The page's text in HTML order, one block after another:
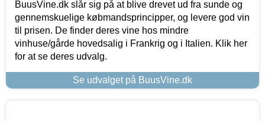
BuusVine.dk slår sig på at blive drevet ud fra sunde og
gennemskuelige købmandsprincipper, og levere god vin
til prisen. De finder deres vine hos mindre
vinhuse/gårde hovedsalig i Frankrig og i Italien. Klik her
for at se deres udvalg.
Se udvalget på BuusVine.dk